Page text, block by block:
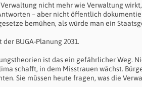
nicht mehr wie Verwaltung
– aber nicht öffentlich
bemühen, als würde man ein
BUGA-Planung 2031.
ist das ein gefährlicher Weg.
schafft, in dem Misstrauen wächst.
Sie müssen heute fragen, was die